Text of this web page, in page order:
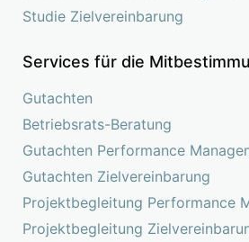
Studie Zielvereinbarung
Services für die
Gutachten
Betriebsrats-Beratung
Gutachten Performance
Gutachten Zielvereinbarung
Projektbegleitung Performance
Projektbegleitung